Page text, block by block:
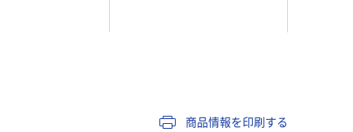
商品情報を印刷する